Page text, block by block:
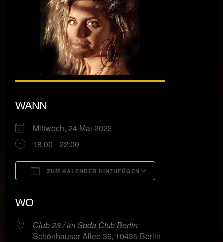
WANN
Mittwoch, 24 Mai 2023
18:00 - 22:00
ZUM KALENDER HINZUFÜGEN
WO
Club 23 / im Soda Club Berlin
Schönhauser Allee 36, 10435 Berlin